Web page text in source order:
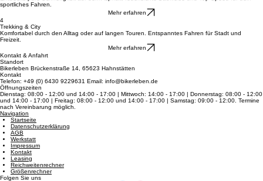
3
Entdecke pure Schnelligkeit auf dem Asphalt: federleichte Bauweise und Top-Speed für dein
sportliches Fahren.
Mehr erfahren
4
Komfortabel durch den Alltag oder auf langen Touren. Entspanntes Fahren für Stadt und
Freizeit.
Mehr erfahren
Kontakt & Anfahrt
Standort
Bikerleben Brückenstraße 14, 65623 Hahnstätten
Kontakt
Telefon: +49 (0) 6430 9229631 Email: info@bikerleben.de
Öffnungszeiten
Dienstag: 08:00 - 12:00 und 14:00 - 17:00 | Mittwoch: 14:00 - 17:00 | Donnerstag: 08:00 - 12:00
und 14:00 - 17:00 | Freitag: 08:00 - 12:00 und 14:00 - 17:00 | Samstag: 09:00 - 12:00. Termine
nach Vereinbarung möglich.
Navigation
Startseite
Datenschutzerklärung
AGB
Werkstatt
Impressum
Kontakt
Leasing